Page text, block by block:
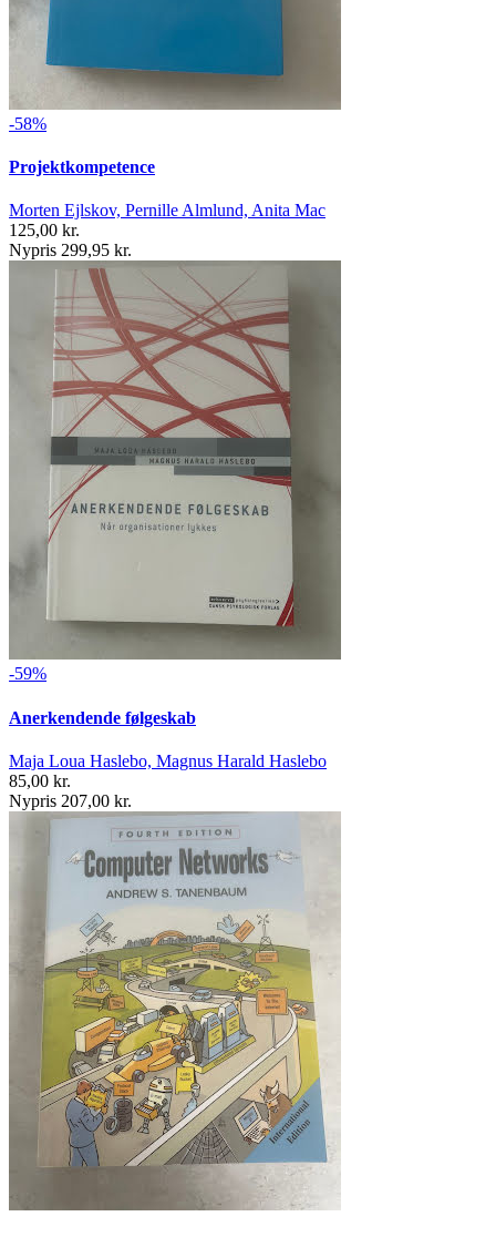
-58%
Projektkompetence
Morten Ejlskov, Pernille Almlund, Anita Mac
125,00 kr.
Nypris 299,95 kr.
-59%
Anerkendende følgeskab
Maja Loua Haslebo, Magnus Harald Haslebo
85,00 kr.
Nypris 207,00 kr.